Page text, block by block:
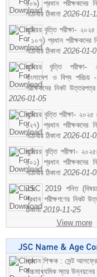
১০৯) প্রধান পরীক্ষকদের
পাঠাবার ঠিকানা 2026-01-
জুনিয়র বৃত্তি পরীক্ষা- ২০২৫
- ১০৭) প্রধান পরীক্ষকদের
পাঠাবার ঠিকানা 2026-01-
জুনিয়র বৃত্তি পরীক্ষা-
বাংলাদেশ ও বিশ্ব
পরীক্ষকদের নিকট উত্তরপত্র
2026-01-05
জুনিয়র বৃত্তি পরীক্ষা- ২০২৫
১২৭) প্রধান পরীক্ষকদের
পাঠাবার ঠিকানা 2026-01-
জুনিয়র বৃত্তি পরীক্ষা-
১০১) প্রধান পরীক্ষকদের
পাঠাবার ঠিকানা 2026-01-
JSC 2019 গনিত
প্রধান পরীক্ষগণের নিকট
ঠিকানা2019-11-25
View more
প্রধান শিক্ষক : সেন্ট
উচ্চমাধ্যমিক স্তর উন্নয়নের